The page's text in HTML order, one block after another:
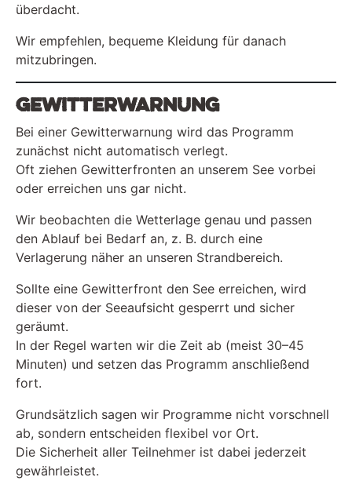
überdacht.
Wir empfehlen, bequeme Kleidung für danach
mitzubringen.
Gewitterwarnung
Bei einer Gewitterwarnung wird das Programm
zunächst nicht automatisch verlegt.
Oft ziehen Gewitterfronten an unserem See vorbei
oder erreichen uns gar nicht.
Wir beobachten die Wetterlage genau und passen
den Ablauf bei Bedarf an, z. B. durch eine
Verlagerung näher an unseren Strandbereich.
Sollte eine Gewitterfront den See erreichen, wird
dieser von der Seeaufsicht gesperrt und sicher
geräumt.
In der Regel warten wir die Zeit ab (meist 30–45
Minuten) und setzen das Programm anschließend
fort.
Grundsätzlich sagen wir Programme nicht vorschnell
ab, sondern entscheiden flexibel vor Ort.
Die Sicherheit aller Teilnehmer ist dabei jederzeit
gewährleistet.